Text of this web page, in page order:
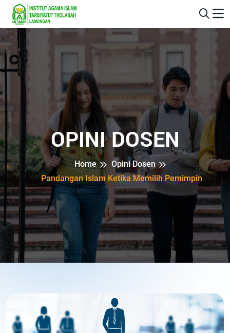
OPINI DOSEN
Home
Opini Dosen
Pandangan Islam Ketika Memilih Pemimpin